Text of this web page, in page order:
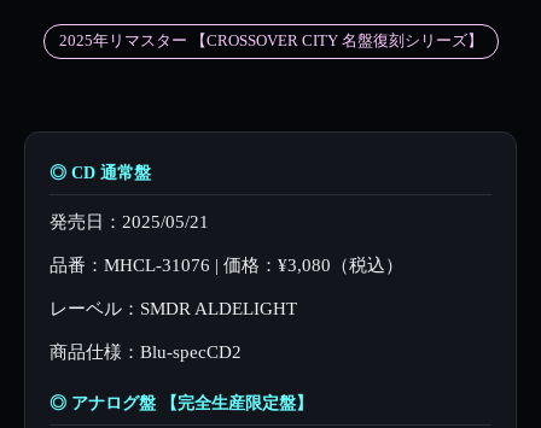
2025年リマスター 【CROSSOVER CITY 名盤復刻シリーズ】
◎ CD 通常盤
発売日：2025/05/21
品番：MHCL-31076 | 価格：¥3,080（税込）
レーベル：SMDR ALDELIGHT
商品仕様：Blu-specCD2
◎ アナログ盤 【完全生産限定盤】